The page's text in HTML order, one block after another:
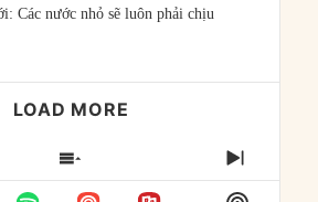
Các nước nhỏ sẽ luôn phải chịu
LOAD MORE
SHOW
EPISODES
NEXT